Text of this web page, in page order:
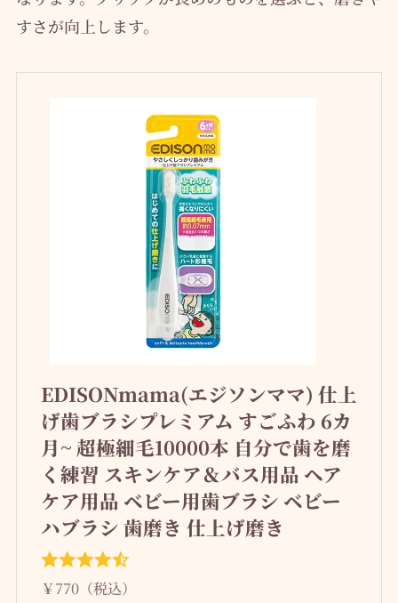
すさが向上します。
EDISONmama(エジソンママ) 仕上
げ歯ブラシプレミアム すごふわ 6カ
月~ 超極細毛10000本 自分で歯を磨
く練習 スキンケア＆バス用品 ヘア
ケア用品 ベビー用歯ブラシ ベビー
ハブラシ 歯磨き 仕上げ磨き
￥770（税込）